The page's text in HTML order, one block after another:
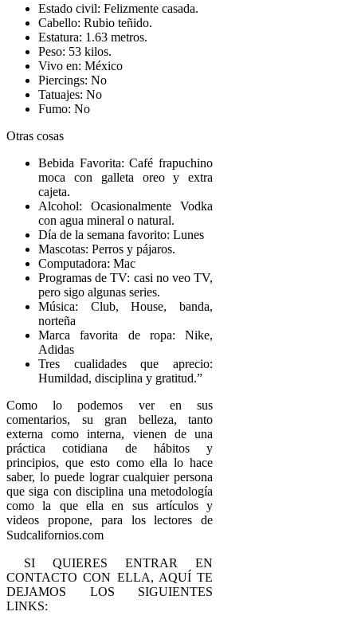
Estado civil: Felizmente casada.
Cabello: Rubio teñido.
Estatura: 1.63 metros.
Peso: 53 kilos.
Vivo en: México
Piercings: No
Tatuajes: No
Fumo: No
Otras cosas
Bebida Favorita: Café frapuchino
moca con galleta oreo y extra
cajeta.
Alcohol: Ocasionalmente Vodka
con agua mineral o natural.
Día de la semana favorito: Lunes
Mascotas: Perros y pájaros.
Computadora: Mac
Programas de TV: casi no veo TV,
pero sigo algunas series.
Música: Club, House, banda,
norteña
Marca favorita de ropa: Nike,
Adidas
Tres cualidades que aprecio:
Humildad, disciplina y gratitud.”
Como lo podemos ver en sus
comentarios, su gran belleza, tanto
externa como interna, vienen de una
práctica cotidiana de hábitos y
principios, que esto como ella lo hace
saber, lo puede lograr cualquier persona
que siga con disciplina una metodología
como la que ella en sus artículos y
videos propone, para los lectores de
Sudcalifornios.com
SI QUIERES ENTRAR EN
CONTACTO CON ELLA, AQUÍ TE
DEJAMOS LOS SIGUIENTES
LINKS: